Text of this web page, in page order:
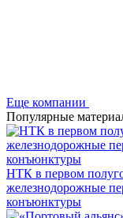
Еще компании
Популярные
НТК в первом
железнодорожные
конъюнктуры